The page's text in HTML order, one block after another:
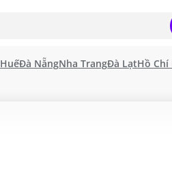
HuếĐà NẵngNha TrangĐà LạtHồ Chí